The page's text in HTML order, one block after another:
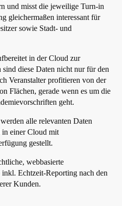
und misst die jeweilige Turn-in
gleichermaßen interessant für
sowie Stadt- und
in der Cloud zur
diese Daten nicht nur für den
Veranstalter profitieren von der
Flächen, gerade wenn es um die
geht.
alle relevanten Daten
in einer Cloud mit
gestellt.
webbasierte
Echtzeit-Reporting nach den
Kunden.